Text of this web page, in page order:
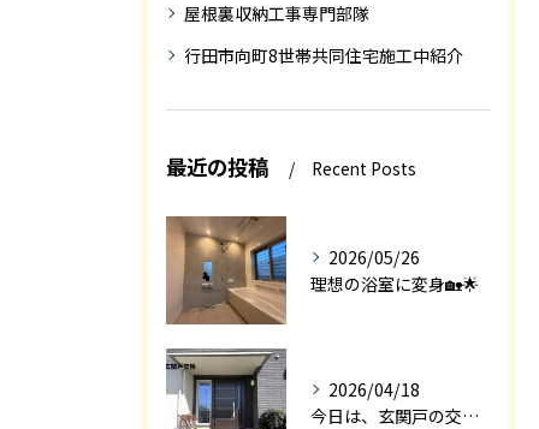
屋根裏収納工事専門部隊
行田市向町8世帯共同住宅施工中紹介
最近の投稿 Recent Posts
2026/05/26
理想の浴室に変身🏡🌟
2026/04/18
今日は、玄関戸の交換工事をご紹介します🚪✨。